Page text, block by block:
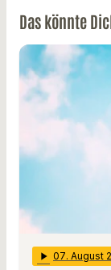
Das könnte
play_arrow 07. August